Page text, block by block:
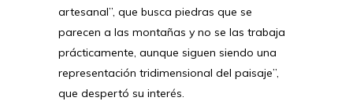
artesanal”, que busca piedras que se
parecen a las montañas y no se las trabaja
prácticamente, aunque siguen siendo una
representación tridimensional del paisaje”,
que despertó su interés.